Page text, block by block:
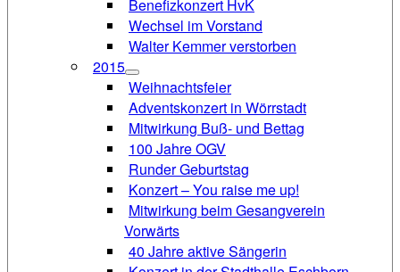
Benefizkonzert HvK
Wechsel im Vorstand
Walter Kemmer verstorben
2015
Weihnachtsfeier
Adventskonzert in Wörrstadt
Mitwirkung Buß- und Bettag
100 Jahre OGV
Runder Geburtstag
Konzert – You raise me up!
Mitwirkung beim Gesangverein
Vorwärts
40 Jahre aktive Sängerin